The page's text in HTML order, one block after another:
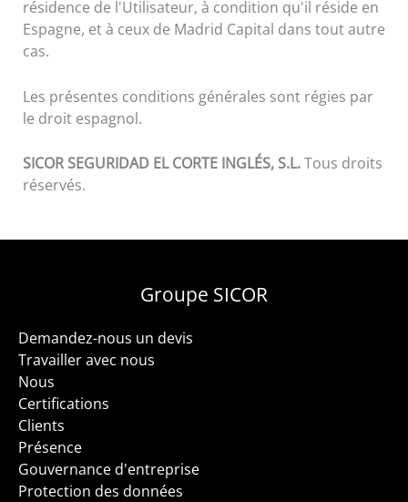
résidence de l'Utilisateur, à condition qu'il réside en
Espagne, et à ceux de Madrid Capital dans tout autre
cas.
Les présentes conditions générales sont régies par
le droit espagnol.
SICOR SEGURIDAD EL CORTE INGLÉS, S.L.Tous droits
réservés.
Groupe SICOR
Demandez-nous un devis
Travailler avec nous
Nous
Certifications
Clients
Présence
Gouvernance d'entreprise
Protection des données